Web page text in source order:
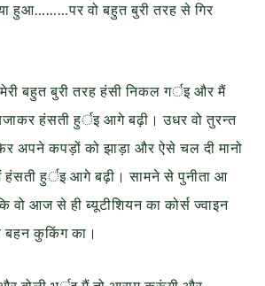
हुआ………पर वो बहुत बुरी तरह से गिर
बहुत बुरी तरह हंसी निकल गर्इ और मैं
हंसती हुर्इ आगे बढ़ी। उधर वो तुरन्त
अपने कपड़ों को झाड़ा और ऐसे चल दी मानो
हंसती हुर्इ आगे बढ़ी। सामने से पुनीता आ
वो आज से ही ब्यूटीशियन का कोर्स ज्वाइन
कुकिंग का।